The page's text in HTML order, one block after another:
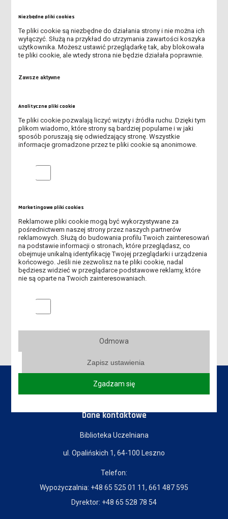
KSIĄŻKA MIESIĄCA OD IBUKA - KWIECIEŃ
DOSTĘP TESTOWY DO BAZ EBSCO Z ZAKRESU
BEZPIECZEŃSTWA, POLITYKI I RELACJI MIĘDZYNARODOWYCH
DLACZEGO KOMEŃSKI POCHWALAŁ NAUKĘ JĘZYKÓW OBCYCH?
NOWA BAZA EBSCO - MATHEMATICS SOURCE - TEST
IBUK LIBRA - NOWA UMOWA I PINY
NOWA PUBLIKACJA WYDAWNICTWA UCZELNIANEGO ANS JUŻ
DOSTĘPNA!
SZKOLENIA EBSCO
WYSTAWA "STRÓŻE KSIĄŻEK, FREYE I KLEJONKI LESZKA FREY-
"KSIĘGA LESZCZYŃSKIEGO EKSLIBRISU"
Dane kontaktowe
Biblioteka Uczelniana
ul. Opalińskich 1, 64-100 Leszno
Telefon:
Wypożyczalnia: +48 65 525 01 11, 661 487 595
Dyrektor: +48 65 528 78 54
Niezbędne pliki cookies
Te pliki cookie są niezbędne do działania strony i nie można ich
wyłączyć. Służą na przykład do utrzymania zawartości koszyka
użytkownika. Możesz ustawić przeglądarkę tak, aby blokowała
te pliki cookie, ale wtedy strona nie będzie działała poprawnie.
Zawsze aktywne
Analityczne pliki cookie
Te pliki cookie pozwalają liczyć wizyty i źródła ruchu. Dzięki tym
plikom wiadomo, które strony są bardziej popularne i w jaki
sposób poruszają się odwiedzający stronę. Wszystkie
informacje gromadzone przez te pliki cookie są anonimowe.
Analityczne pliki cookie
Marketingowe pliki cookies
Reklamowe pliki cookie mogą być wykorzystywane za
pośrednictwem naszej strony przez naszych partnerów
reklamowych. Służą do budowania profilu Twoich zainteresowań
na podstawie informacji o stronach, które przeglądasz, co
obejmuje unikalną identyfikację Twojej przeglądarki i urządzenia
końcowego. Jeśli nie zezwolisz na te pliki cookie, nadal
będziesz widzieć w przeglądarce podstawowe reklamy, które
nie są oparte na Twoich zainteresowaniach.
Marketingowe pliki cookies
Odmowa
Zapisz ustawienia
Zgadzam się